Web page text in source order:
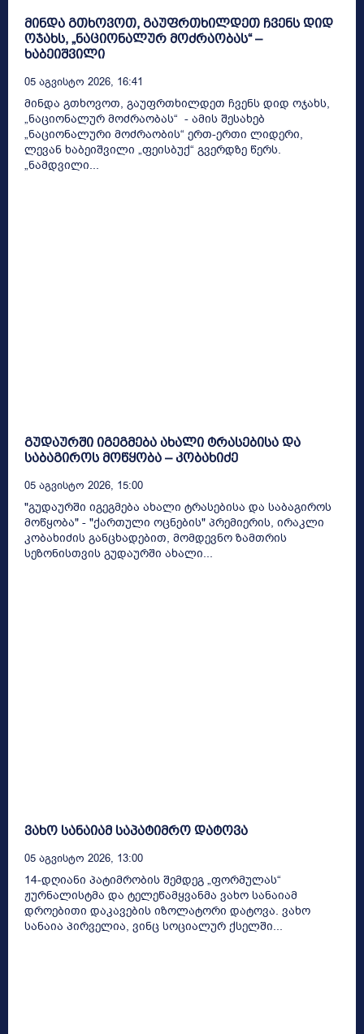
მინდა გთხოვოთ, გაუფრთხილდეთ ჩვენს დიდ
ოჯახს, „ნაციონალურ მოძრაობას“ –
ხაბეიშვილი
05 Აგვისტო 2026, 16:41
მინდა გთხოვოთ, გაუფრთხილდეთ ჩვენს დიდ ოჯახს,
„ნაციონალურ მოძრაობას“ - ამის შესახებ
„ნაციონალური მოძრაობის“ ერთ-ერთი ლიდერი,
ლევან ხაბეიშვილი „ფეისბუქ“ გვერდზე წერს.
„ნამდვილი...
გუდაურში იგეგმება ახალი ტრასებისა და
საბაგიროს მოწყობა – კობახიძე
05 Აგვისტო 2026, 15:00
"გუდაურში იგეგმება ახალი ტრასებისა და საბაგიროს
მოწყობა" - "ქართული ოცნების" პრემიერის, ირაკლი
კობახიძის განცხადებით, მომდევნო ზამთრის
სეზონისთვის გუდაურში ახალი...
ვახო სანაიამ საპატიმრო დატოვა
05 Აგვისტო 2026, 13:00
14-დღიანი პატიმრობის შემდეგ „ფორმულას“
ჟურნალისტმა და ტელეწამყვანმა ვახო სანაიამ
დროებითი დაკავების იზოლატორი დატოვა. ვახო
სანაია პირველია, ვინც სოციალურ ქსელში...